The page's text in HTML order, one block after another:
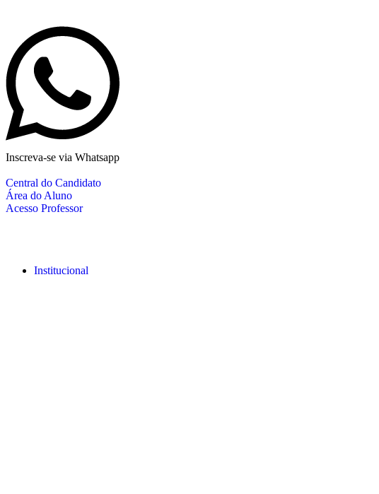
Inscreva-se via Whatsapp
Central do Candidato
Área do Aluno
Acesso Professor
Institucional